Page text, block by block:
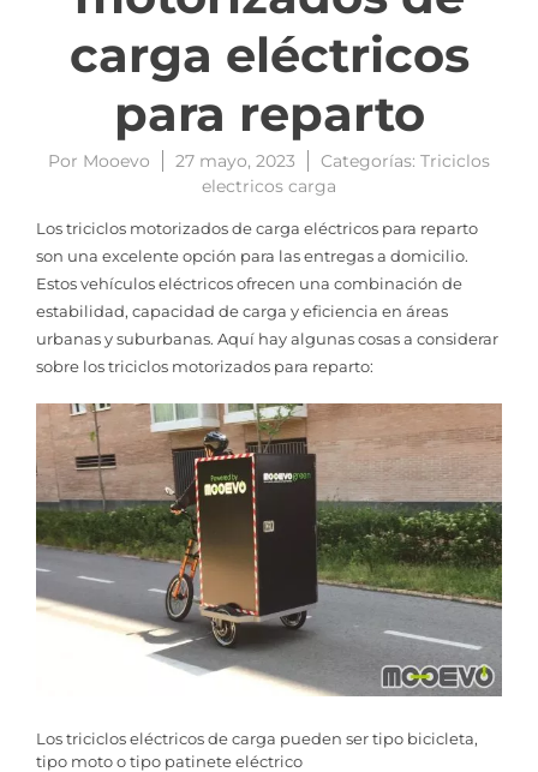
carga eléctricos
para reparto
Por Mooevo 27 mayo, 2023 Categorías: Triciclos
electricos carga
Los triciclos motorizados de carga eléctricos para reparto
son una excelente opción para las entregas a domicilio.
Estos vehículos eléctricos ofrecen una combinación de
estabilidad, capacidad de carga y eficiencia en áreas
urbanas y suburbanas. Aquí hay algunas cosas a considerar
sobre los triciclos motorizados para reparto:
Los triciclos eléctricos de carga pueden ser tipo bicicleta,
tipo moto o tipo patinete eléctrico